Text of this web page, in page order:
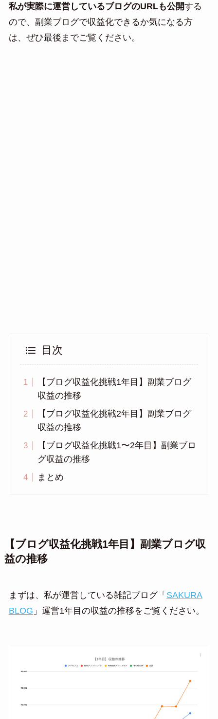
私が実際に運営しているブログのURLも公開する
ので、副業ブログで収益化できるか気になる方
は、ぜひ最後までご覧ください。
目次
【ブログ収益化挑戦1年目】副業ブログ
収益の推移
【ブログ収益化挑戦2年目】副業ブログ
収益の推移
【ブログ収益化挑戦1〜2年目】副業ブロ
グ収益の推移
まとめ
【ブログ収益化挑戦1年目】副業ブログ収
益の推移
まずは、私が運営している雑記ブログ「 SAKURA
BLOG 」運営1年目の収益の推移をご覧ください。